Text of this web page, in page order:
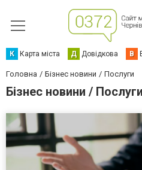
К Карта міста Д Довідкова В
Головна Бізнес новини Послуги
Бізнес новини / Послуги